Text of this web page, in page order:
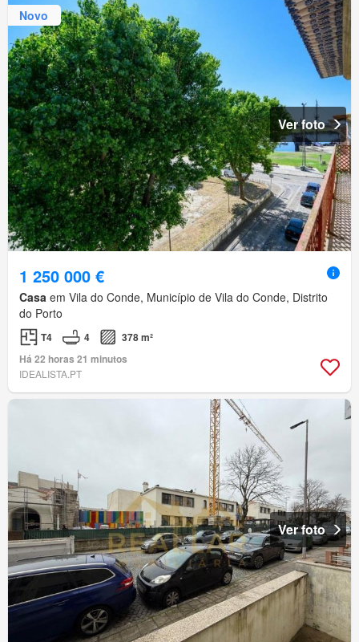
Novo
Ver foto
1 250 000 €
Casa em Vila do Conde, Município de Vila do Conde, Distrito
do Porto
T4 4
378 m²
Há 22 horas 21 minutos
IDEALISTA.PT
Ver foto